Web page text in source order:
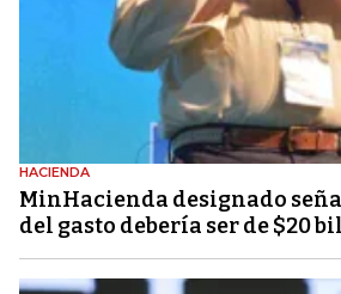
HACIENDA
MinHacienda designado
del gasto debería ser de $20